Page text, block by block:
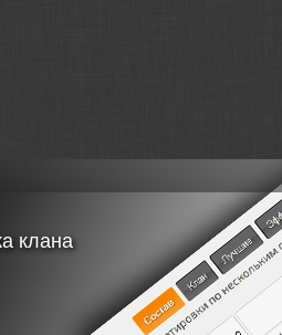
кривые
информация о танке